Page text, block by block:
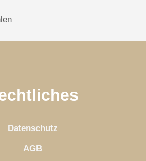
Datenschutz
AGB